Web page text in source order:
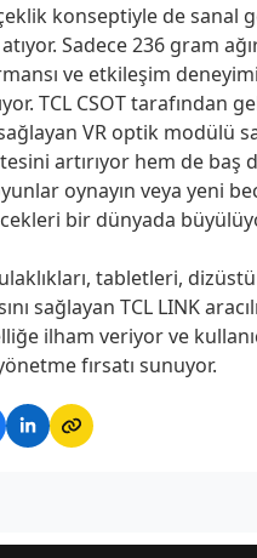
konseptiyle de
Sadece 236 gram
ve etkileşim
TCL CSOT tarafından
VR optik modülü
artırıyor hem de baş
oynayın veya yeni
bir dünyada
tabletleri,
sağlayan TCL LINK
ilham veriyor ve
fırsatı sunuyor.